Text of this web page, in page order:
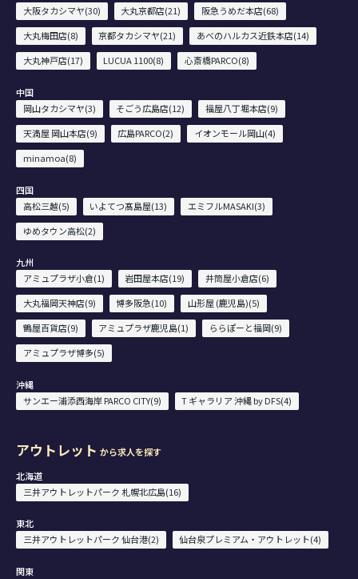
大阪タカシマヤ(30)
大丸京都店(21)
阪急うめだ本店(68)
大丸梅田店(8)
京都タカシマヤ(21)
あべのハルカス近鉄本店(14)
大丸神戸店(17)
LUCUA 1100(8) 心斎橋PARCO(8)
中国
岡山タカシマヤ(3)
そごう広島店(12)
福屋八丁堀本店(9)
天満屋 岡山本店(9)
広島PARCO(2)
イオンモール岡山(4)
minamoa(8)
四国
高松三越(5)
いよてつ髙島屋(13)
エミフルMASAKI(3)
ゆめタウン高松(2)
九州
アミュプラザ小倉(1)
岩田屋本店(19)
井筒屋小倉店(6)
大丸福岡天神店(9)
博多阪急(10)
山形屋 (鹿児島)(5)
鶴屋百貨店(9)
アミュプラザ鹿児島(1)
ららぽーと福岡(9)
アミュプラザ博多(5)
沖縄
サンエー浦添西海岸 PARCO CITY(9)
T ギャラリア 沖縄 by DFS(4)
アウトレット から求人を探す
北海道
三井アウトレットパーク 札幌北広島(16)
東北
三井アウトレットパーク 仙台港(2)
仙台泉プレミアム・アウトレット(4)
関東